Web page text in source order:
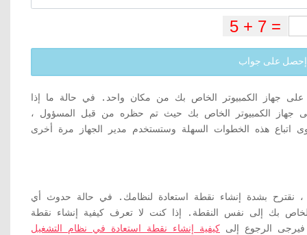
إحصل على جواب
على جهاز الكمبيوتر الخاص بك من مكان واحد. في حالة ما إذا
جهاز الكمبيوتر الخاص بك حيث تم حظره من قبل المسؤول ،
نقترح بشدة إنشاء نقطة استعادة لنظامك. في حالة حدوث أي
بك إلى نفس النقطة. إذا كنت لا تعرف كيفية إنشاء نقطة
فيرجى الرجوع إلى